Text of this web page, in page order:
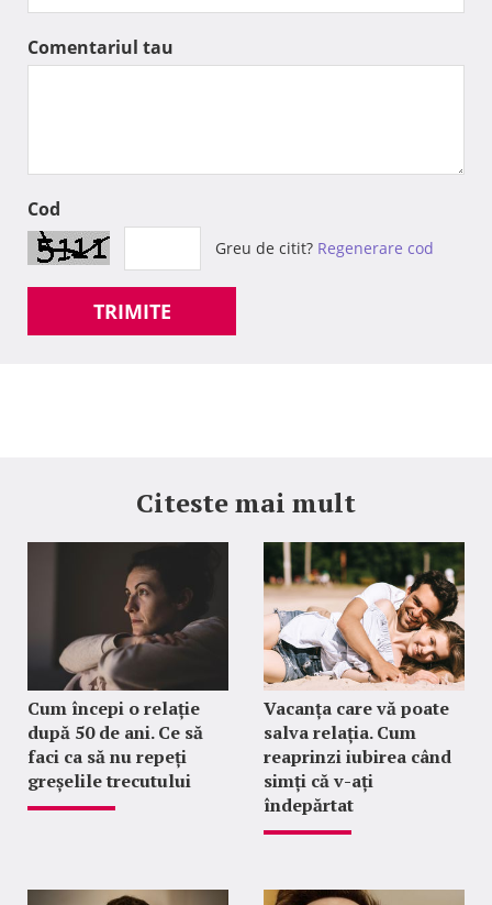
Comentariul tau
Cod
Greu de citit? Regenerare cod
TRIMITE
Citeste mai mult
Cum începi o relație
după 50 de ani. Ce să
faci ca să nu repeți
greșelile trecutului
Vacanța care vă poate
salva relația. Cum
reaprinzi iubirea când
simți că v-ați
îndepărtat